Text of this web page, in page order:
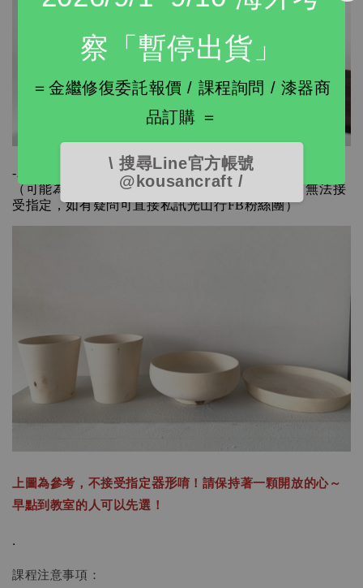
察「暫停出貨」
＝金繼修復委託報價 / 課程詢問 / 漆器商
品訂購 ＝
\ 搜尋Line官方帳號
@kousancraft /
-木器金繼作品一項
（可能為茶杯/水杯/碗/盤，品項以現場提供為準，無法接
受指定，如有疑問可直接私訊光山行FB粉絲團）
上圖為參考，不接受指定器形唷！請保持著一顆開放的心～
早點到教室的人可以先選！
.
課程注意事項：